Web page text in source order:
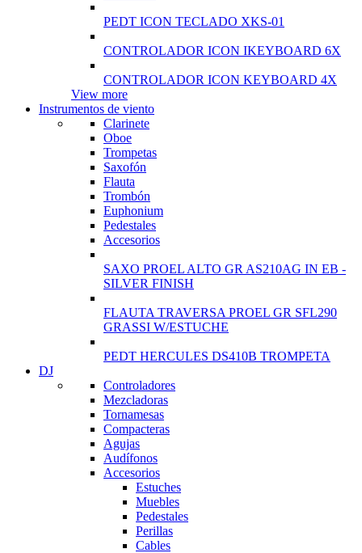
PEDT ICON TECLADO XKS-01
CONTROLADOR ICON IKEYBOARD 6X
CONTROLADOR ICON KEYBOARD 4X
View more
Instrumentos de viento
Clarinete
Oboe
Trompetas
Saxofón
Flauta
Trombón
Euphonium
Pedestales
Accesorios
SAXO PROEL ALTO GR AS210AG IN EB -
SILVER FINISH
FLAUTA TRAVERSA PROEL GR SFL290
GRASSI W/ESTUCHE
PEDT HERCULES DS410B TROMPETA
DJ
Controladores
Mezcladoras
Tornamesas
Compacteras
Agujas
Audífonos
Accesorios
Estuches
Muebles
Pedestales
Perillas
Cables